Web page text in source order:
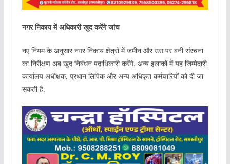
नगर निकाय में अधिकारी खुद करेंगे जांच
नए नियम के अनुसार नगर निकाय क्षेत्रों में जमीन और उस पर बनी संरचना
का निरीक्षण अब खुद निबंधन पदाधिकारी करेंगे. अन्य इलाकों में यह जिम्मेदारी
कार्यालय अधीक्षक, प्रधान लिपिक और अन्य अधिकृत कर्मचारियों को दी जा
सकती है.